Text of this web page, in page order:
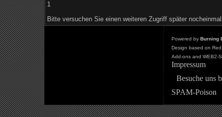
1
Bitte versuchen Sie einen weiteren Zugriff später
Powered by Burning
Design based on
Add-ons and WEB2-
Impressum
Besuche uns
SPAM-Poison